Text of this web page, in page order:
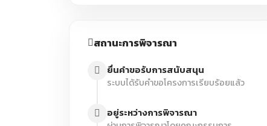
สถานะการพิจารณา
ยื่นคำขอรับการสนับสนุน
ระบบได้รับคำขอโครงการเรียบร้อยแล้ว
อยู่ระหว่างการพิจารณา